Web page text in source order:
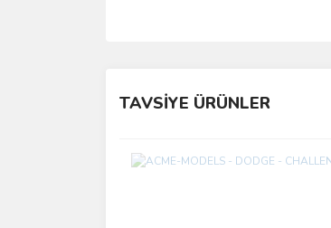
TAVSİYE ÜRÜNLER